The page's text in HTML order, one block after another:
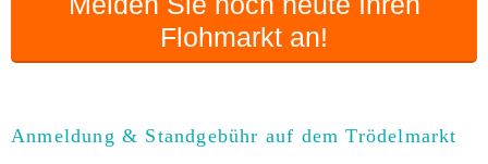
Flohmarkt an!
Anmeldung & Standgebühr auf dem Trödelmarkt